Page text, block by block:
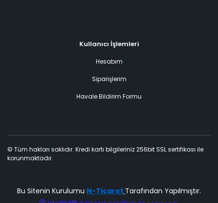
Kullanıcı İşlemleri
Hesabım
Siparişlerim
Havale Bildirim Formu
© Tüm hakları saklıdır. Kredi kartı bilgileriniz 256bit SSL sertifikası ile
korunmaktadır.
Bu Sitenin Kurulumu N-Ticaret Tarafından Yapılmıştır.